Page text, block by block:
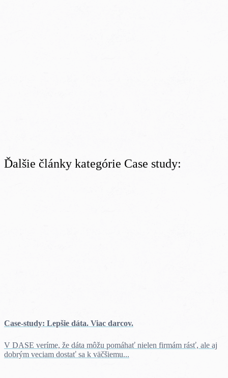
Ďalšie články kategórie Case study:
Case-study: Lepšie dáta. Viac darcov.
V DASE veríme, že dáta môžu pomáhať nielen firmám rásť, ale aj
dobrým veciam dostať sa k väčšiemu...